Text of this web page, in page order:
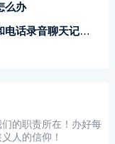
么办
聊天记录可以告人吗
的职责所在！办好每
人的信仰！